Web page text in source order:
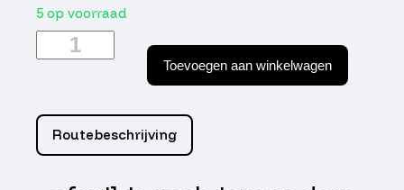
5 op voorraad
Band
A-
tl
62p
pr356
Toevoegen aan winkelwagen
Routebeschrijving